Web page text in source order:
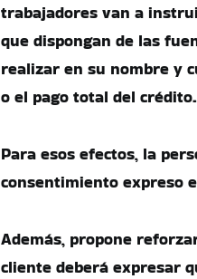
trabajadores van a
que dispongan de las
realizar en su nombre y
o el pago total del crédito.
Para esos efectos, la
consentimiento expreso
Además, propone
cliente deberá expresar